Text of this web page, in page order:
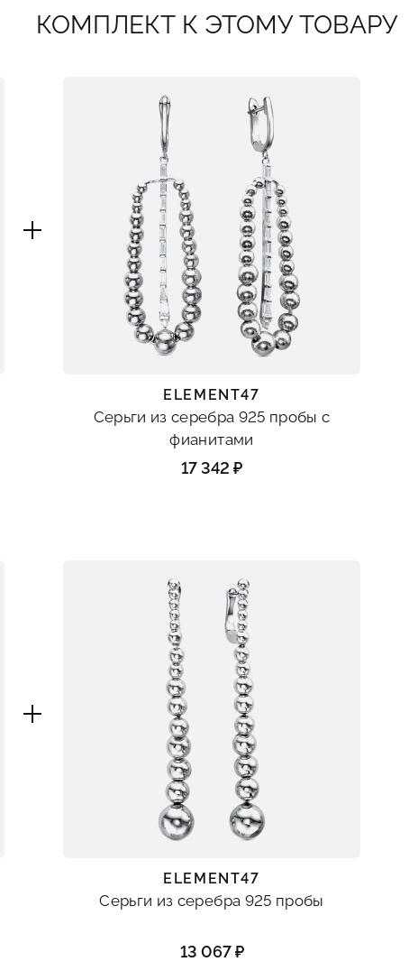
КОМПЛЕКТ К ЭТОМУ ТОВАРУ
ELEMENT47
Серьги из серебра 925 пробы с
фианитами
17 342 ₽
ELEMENT47
Серьги из серебра 925 пробы
13 067 ₽